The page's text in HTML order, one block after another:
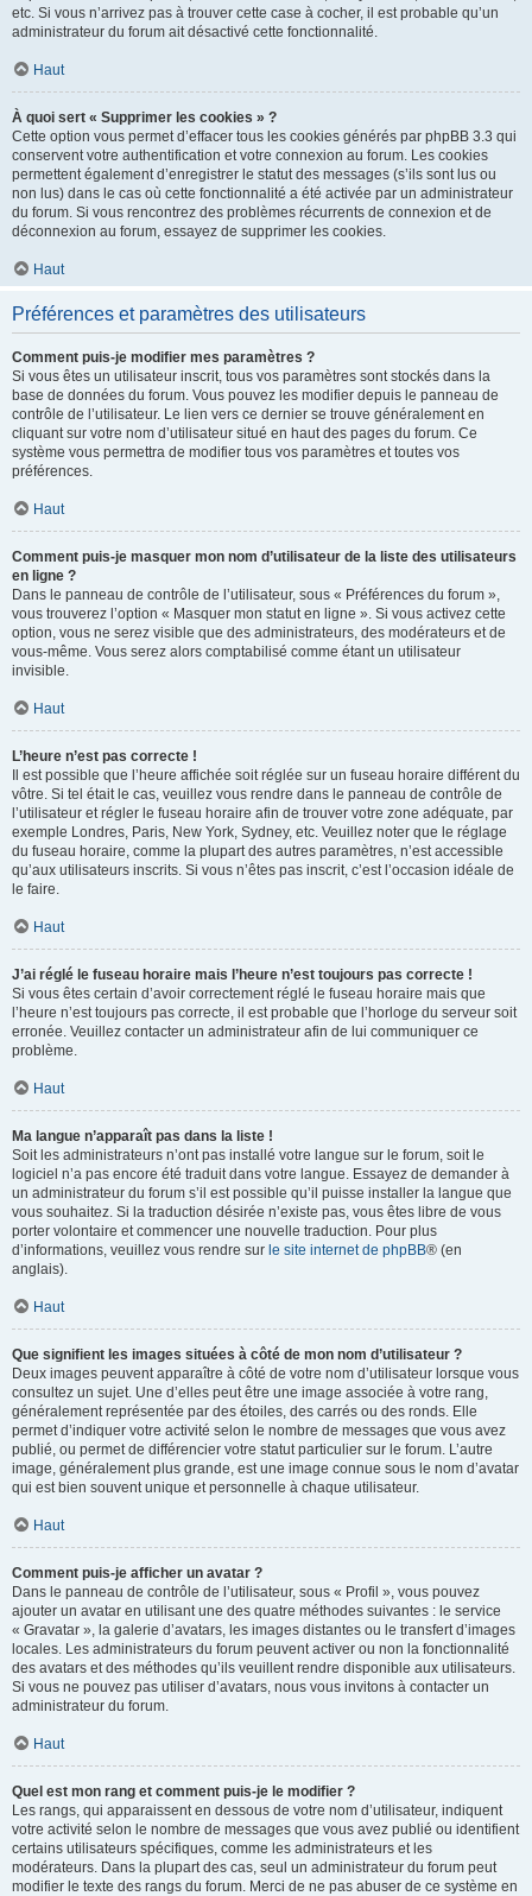
etc. Si vous n’arrivez pas à trouver cette case à cocher, il est probable qu’un
administrateur du forum ait désactivé cette fonctionnalité.
Haut
À quoi sert « Supprimer les cookies » ?
Cette option vous permet d’effacer tous les cookies générés par phpBB 3.3 qui
conservent votre authentification et votre connexion au forum. Les cookies
permettent également d’enregistrer le statut des messages (s’ils sont lus ou
non lus) dans le cas où cette fonctionnalité a été activée par un administrateur
du forum. Si vous rencontrez des problèmes récurrents de connexion et de
déconnexion au forum, essayez de supprimer les cookies.
Haut
Préférences et paramètres des utilisateurs
Comment puis-je modifier mes paramètres ?
Si vous êtes un utilisateur inscrit, tous vos paramètres sont stockés dans la
base de données du forum. Vous pouvez les modifier depuis le panneau de
contrôle de l’utilisateur. Le lien vers ce dernier se trouve généralement en
cliquant sur votre nom d’utilisateur situé en haut des pages du forum. Ce
système vous permettra de modifier tous vos paramètres et toutes vos
préférences.
Haut
Comment puis-je masquer mon nom d’utilisateur de la liste des utilisateurs
en ligne ?
Dans le panneau de contrôle de l’utilisateur, sous « Préférences du forum »,
vous trouverez l’option « Masquer mon statut en ligne ». Si vous activez cette
option, vous ne serez visible que des administrateurs, des modérateurs et de
vous-même. Vous serez alors comptabilisé comme étant un utilisateur
invisible.
Haut
L’heure n’est pas correcte !
Il est possible que l’heure affichée soit réglée sur un fuseau horaire différent du
vôtre. Si tel était le cas, veuillez vous rendre dans le panneau de contrôle de
l’utilisateur et régler le fuseau horaire afin de trouver votre zone adéquate, par
exemple Londres, Paris, New York, Sydney, etc. Veuillez noter que le réglage
du fuseau horaire, comme la plupart des autres paramètres, n’est accessible
qu’aux utilisateurs inscrits. Si vous n’êtes pas inscrit, c’est l’occasion idéale de
le faire.
Haut
J’ai réglé le fuseau horaire mais l’heure n’est toujours pas correcte !
Si vous êtes certain d’avoir correctement réglé le fuseau horaire mais que
l’heure n’est toujours pas correcte, il est probable que l’horloge du serveur soit
erronée. Veuillez contacter un administrateur afin de lui communiquer ce
problème.
Haut
Ma langue n’apparaît pas dans la liste !
Soit les administrateurs n’ont pas installé votre langue sur le forum, soit le
logiciel n’a pas encore été traduit dans votre langue. Essayez de demander à
un administrateur du forum s’il est possible qu’il puisse installer la langue que
vous souhaitez. Si la traduction désirée n’existe pas, vous êtes libre de vous
porter volontaire et commencer une nouvelle traduction. Pour plus
d’informations, veuillez vous rendre sur le site internet de phpBB® (en
anglais).
Haut
Que signifient les images situées à côté de mon nom d’utilisateur ?
Deux images peuvent apparaître à côté de votre nom d’utilisateur lorsque vous
consultez un sujet. Une d’elles peut être une image associée à votre rang,
généralement représentée par des étoiles, des carrés ou des ronds. Elle
permet d’indiquer votre activité selon le nombre de messages que vous avez
publié, ou permet de différencier votre statut particulier sur le forum. L’autre
image, généralement plus grande, est une image connue sous le nom d’avatar
qui est bien souvent unique et personnelle à chaque utilisateur.
Haut
Comment puis-je afficher un avatar ?
Dans le panneau de contrôle de l’utilisateur, sous « Profil », vous pouvez
ajouter un avatar en utilisant une des quatre méthodes suivantes : le service
« Gravatar », la galerie d’avatars, les images distantes ou le transfert d’images
locales. Les administrateurs du forum peuvent activer ou non la fonctionnalité
des avatars et des méthodes qu’ils veuillent rendre disponible aux utilisateurs.
Si vous ne pouvez pas utiliser d’avatars, nous vous invitons à contacter un
administrateur du forum.
Haut
Quel est mon rang et comment puis-je le modifier ?
Les rangs, qui apparaissent en dessous de votre nom d’utilisateur, indiquent
votre activité selon le nombre de messages que vous avez publié ou identifient
certains utilisateurs spécifiques, comme les administrateurs et les
modérateurs. Dans la plupart des cas, seul un administrateur du forum peut
modifier le texte des rangs du forum. Merci de ne pas abuser de ce système en